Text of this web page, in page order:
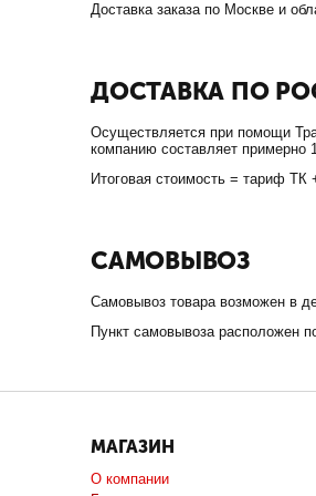
Доставка заказа по Москве и
ДОСТАВКА ПО
Осуществляется при помощи
компанию составляет примерно
Итоговая стоимость = тариф
САМОВЫВОЗ
Самовывоз товара возможен в
Пункт самовывоза расположен
МАГАЗИН
О компании